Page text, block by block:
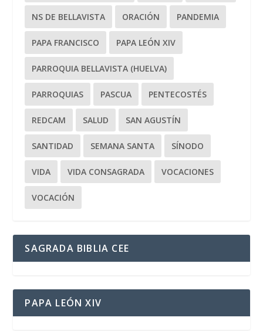
NS DE BELLAVISTA ORACIÓN PANDEMIA
PAPA FRANCISCO PAPA LEÓN XIV
PARROQUIA BELLAVISTA (HUELVA)
PARROQUIAS PASCUA PENTECOSTÉS
REDCAM SALUD SAN AGUSTÍN
SANTIDAD SEMANA SANTA SÍNODO
VIDA VIDA CONSAGRADA VOCACIONES
VOCACIÓN
SAGRADA BIBLIA CEE
PAPA LEÓN XIV